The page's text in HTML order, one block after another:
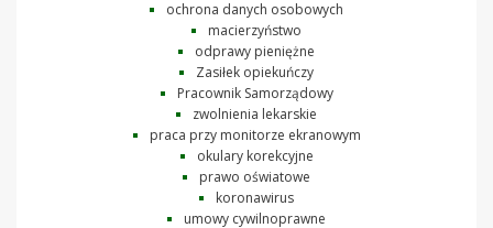
ochrona danych osobowych
macierzyństwo
odprawy pieniężne
Zasiłek opiekuńczy
Pracownik Samorządowy
zwolnienia lekarskie
praca przy monitorze ekranowym
okulary korekcyjne
prawo oświatowe
koronawirus
umowy cywilnoprawne